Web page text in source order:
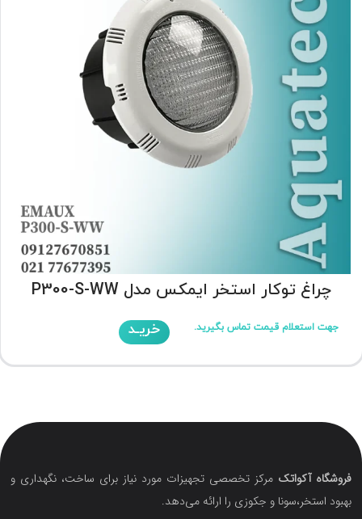
چراغ توکار استخر ایمکس مدل P300-S-WW
جهت استعلام قیمت تماس بگیرید. خریـد
فروشگاه آکواتک مرکز تخصصی تجهیزات مورد نیاز برای ساخت، نگهداری و
بهبود استخر،سونا و جکوزی را ارائه می‌دهد.